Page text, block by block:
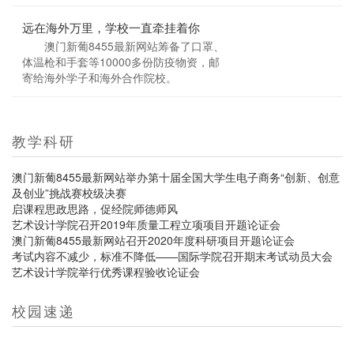
远在海外万里，学校一直牵挂着你
澳门新葡8455最新网站筹备了口罩、
体温枪和手套等10000多份防疫物资，邮
寄给海外学子和海外合作院校。
教学科研
澳门新葡8455最新网站举办第十届全国大学生电子商务“创新、创意
及创业”挑战赛校级决赛
启课程思政思路，促经院师德师风
艺术设计学院召开2019年质量工程立项项目开题论证会
澳门新葡8455最新网站召开2020年度科研项目开题论证会
考试内容不减少，标准不降低——国际学院召开期末考试动员大会
艺术设计学院举行优秀课程验收论证会
校园速递